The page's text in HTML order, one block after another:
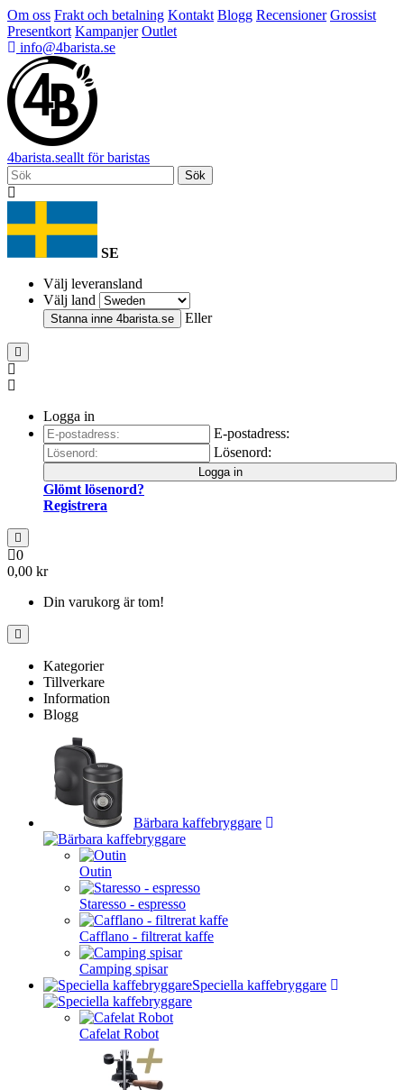
Om oss Frakt och betalning Kontakt Blogg Recensioner Grossist
Presentkort Kampanjer Outlet
info@4barista.se
4barista.seallt för baristas
Sök
SE
Välj leveransland
Välj land
Stanna inne 4barista.se Eller
Logga in
E-postadress:
Lösenord:
Logga in
Glömt lösenord?
Registrera
0
0,00 kr
Din varukorg är tom!
Kategorier
Tillverkare
Information
Blogg
Bärbara kaffebryggare
Outin
Staresso - espresso
Cafflano - filtrerat kaffe
Camping spisar
Speciella kaffebryggare
Cafelat Robot